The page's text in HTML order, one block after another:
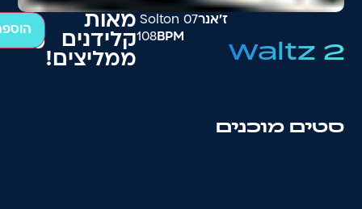
Waltz 2
ז׳אנר07 Solton
BPM
108
מאות
קלידנים
ממליצים!
200
סטים מוכנים